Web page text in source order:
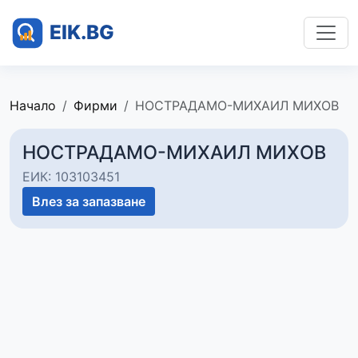
Начало Фирми НОСТРАДАМО-МИХАИЛ МИХОВ
НОСТРАДАМО-МИХАИЛ МИХОВ
ЕИК: 103103451
Влез за запазване